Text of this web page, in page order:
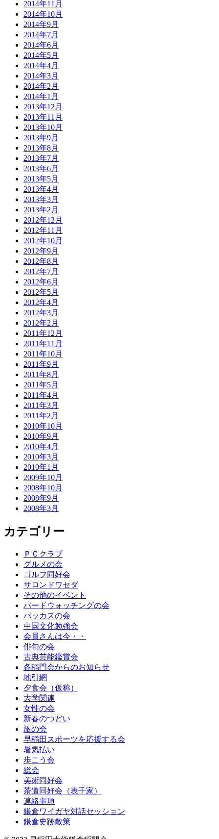
2014年11月
2014年10月
2014年9月
2014年7月
2014年6月
2014年5月
2014年4月
2014年3月
2014年2月
2014年1月
2013年12月
2013年11月
2013年10月
2013年9月
2013年8月
2013年7月
2013年6月
2013年5月
2013年4月
2013年3月
2013年2月
2012年12月
2012年11月
2012年10月
2012年9月
2012年8月
2012年7月
2012年6月
2012年5月
2012年4月
2012年3月
2012年2月
2011年12月
2011年11月
2011年10月
2011年9月
2011年8月
2011年5月
2011年4月
2011年3月
2011年2月
2010年10月
2010年9月
2010年4月
2010年3月
2010年1月
2009年10月
2008年10月
2008年9月
2008年3月
カテゴリー
ＰＣクラブ
グルメの会
ゴルフ同好会
サロンドワセダ
その他のイベント
バードウォッチングの会
バッカスの会
中国文化勉強会
会員さんは今・・
俳句の会
古典芸能鑑賞会
各稲門会からのお知らせ
地引網
夕食会（仮称）
大学関連
女性の会
新春のつどい
旅の会
早稲田スポーツを応援する会
暑気払い
歩こう会
総会
美術同好会
茶道同好会（表千家）
連絡事項
鎌倉ワイガヤ対話セッション
鎌倉史跡散策